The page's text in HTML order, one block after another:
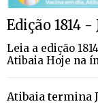
Edição 1814
Leia a edição
Atibaia Hoje na
Atibaia termina